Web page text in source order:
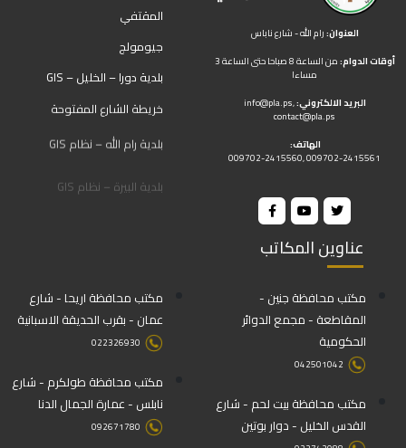
العنوان:رام الله - شارع ناباس
أوقات الدوام:
من الساعة 8 صباحا حتى الساعة 3
مساءا
البريد الالكتروني: info@pla.ps,
contact@pla.ps
الهاتف:
009702-2415560, 009702-2415561
عناوين المكاتب
مكتب محافظة جنين -
المقاطعة - مجمع الدوائر
الحكومية
042501042
مكتب محافظة بيت لحم - شارع
القدس الخليل - دوار بوتين
مكتب محافظة اريحا - شارع
عمان - بقرب الحديقة الاسبانية
022326930
مكتب محافظة طولكرم - شارع
نابلس - عمارة الجمال الدنا
092671780
المقتفي
جيومولج
بلدية دورا – الخليل – GIS
خريطة الشارع المفتوحة
بلدية رام الله – نظام GIS